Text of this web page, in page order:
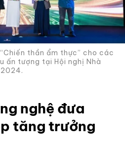
thần ẩm thực” cho các
ấn tượng tại Hội nghị Nhà
nghệ đưa
tăng trưởng